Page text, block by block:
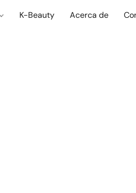
K-Beauty Acerca de